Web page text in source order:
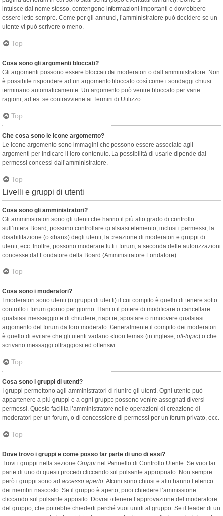
intuisce dal nome stesso, contengono informazioni importanti e dovrebbero
essere lette sempre. Come per gli annunci, l’amministratore può decidere se un
utente vi può scrivere o meno.
Top
Cosa sono gli argomenti bloccati?
Gli argomenti possono essere bloccati dai moderatori o dall’amministratore. Non
è possibile rispondere ad un argomento bloccato così come i sondaggi chiusi
terminano automaticamente. Un argomento può venire bloccato per varie
ragioni, ad es. se contravviene ai Termini di Utilizzo.
Top
Che cosa sono le icone argomento?
Le icone argomento sono immagini che possono essere associate agli
argomenti per indicare il loro contenuto. La possibilità di usarle dipende dai
permessi concessi dall’amministratore.
Top
Livelli e gruppi di utenti
Cosa sono gli amministratori?
Gli amministratori sono gli utenti che hanno il più alto grado di controllo
sull’intera Board; possono controllare qualsiasi elemento, inclusi i permessi, la
disabilitazione (o «ban») degli utenti, la creazione di moderatori e gruppi di
utenti, ecc. Inoltre, possono moderare tutti i forum, a seconda delle autorizzazioni
concesse dal Fondatore della Board (Amministratore Fondatore).
Top
Cosa sono i moderatori?
I moderatori sono utenti (o gruppi di utenti) il cui compito è quello di tenere sotto
controllo i forum giorno per giorno. Hanno il potere di modificare o cancellare
qualsiasi messaggio e di chiudere, riaprire, spostare o rimuovere qualsiasi
argomento del forum da loro moderato. Generalmente il compito dei moderatori
è quello di evitare che gli utenti vadano «fuori tema» (in inglese, off-topic) o che
scrivano messaggi oltraggiosi ed offensivi.
Top
Cosa sono i gruppi di utenti?
I gruppi permettono agli amministratori di riunire gli utenti. Ogni utente può
appartenere a più gruppi e a ogni gruppo possono venire assegnati diversi
permessi. Questo facilita l’amministratore nelle operazioni di creazione di
moderatori per un forum, o di concessione di permessi per un forum privato, ecc.
Top
Dove trovo i gruppi e come posso far parte di uno di essi?
Trovi i gruppi nella sezione Gruppi nel Pannello di Controllo Utente. Se vuoi far
parte di uno di questi procedi cliccando sul pulsante appropriato. Non sempre
però i gruppi sono ad accesso aperto. Alcuni sono chiusi e altri hanno l’elenco
dei membri nascosto. Se il gruppo è aperto, puoi chiedere l’ammissione
cliccando sul pulsante apposito. Dovrai ottenere l’approvazione del moderatore
del gruppo, che potrebbe chiederti perché vuoi unirti al gruppo. Se il leader di un